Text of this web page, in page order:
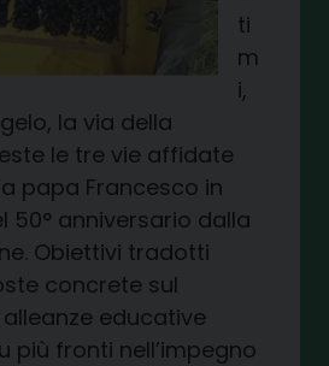
ti
m
i,
la via della
le tre vie affidate
papa Francesco in
50° anniversario dalla
Obiettivi tradotti
concrete sul
educative
più fronti nell’impegno